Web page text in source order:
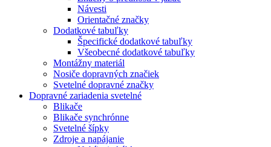
Návesti
Orientačné značky
Dodatkové tabuľky
Špecifické dodatkové tabuľky
Všeobecné dodatkové tabuľky
Montážny materiál
Nosiče dopravných značiek
Svetelné dopravné značky
Dopravné zariadenia svetelné
Blikače
Blikače synchrónne
Svetelné šípky
Zdroje a napájanie